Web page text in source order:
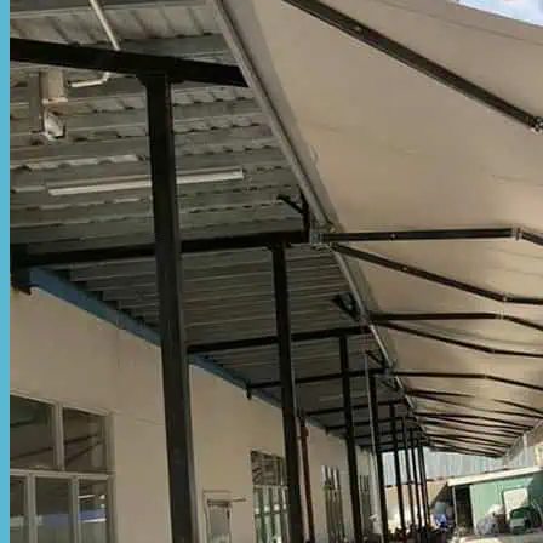
Hòa Phát Đạt
Giới thiệu Hòa Phát Đạt
Sản Phẩm
Sản Phẩm Bạt Che Ngoài Trời
Bạt che nắng mưa
Bạt kéo ngoài trời
Bạt che tự cuốn
Bạt nhựa xanh cam
Bạt sọc 3 màu
Bạt nhựa giá rẻ
Bạt lót ao hồ
Bạt nhựa đen HDPE
Màng chống thấm HDPE
Sản Phẩm Dù Che Ngoài Trời
Dù che nắng
Dù che quán cafe
Dù che sự kiện
Dù lệch tâm
Sản Phẩm Mái Che Di Động
Mái hiên di động
Mái xếp di động
Nhà bạt di động